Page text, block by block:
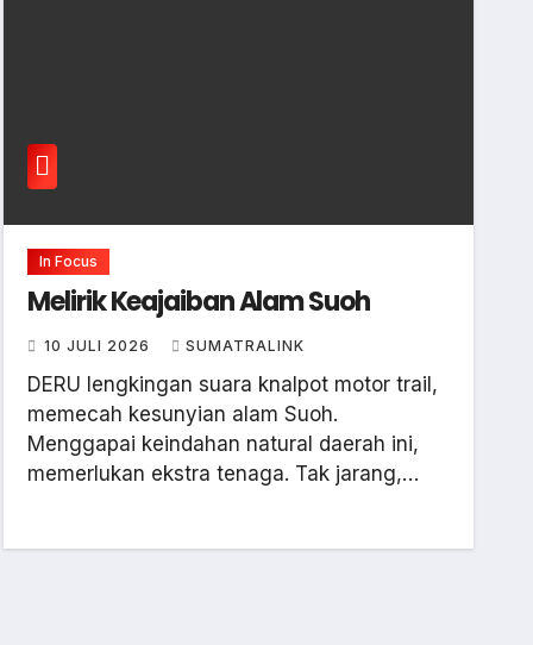
In Focus
Melirik Keajaiban Alam Suoh
10 JULI 2026 SUMATRALINK
DERU lengkingan suara knalpot motor trail,
memecah kesunyian alam Suoh.
Menggapai keindahan natural daerah ini,
memerlukan ekstra tenaga. Tak jarang,…